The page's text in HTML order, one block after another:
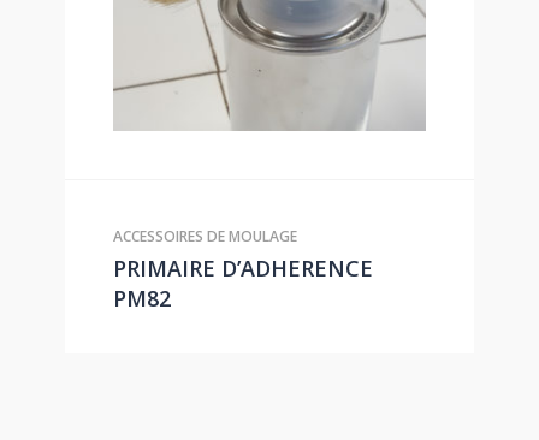
ACCESSOIRES DE MOULAGE
PRIMAIRE D’ADHERENCE
PM82